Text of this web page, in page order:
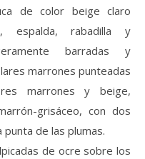
de color beige claro
espalda, rabadilla y
barradas y
marrones punteadas
marrones y beige,
grisáceo, con dos
de las plumas.
de ocre sobre los